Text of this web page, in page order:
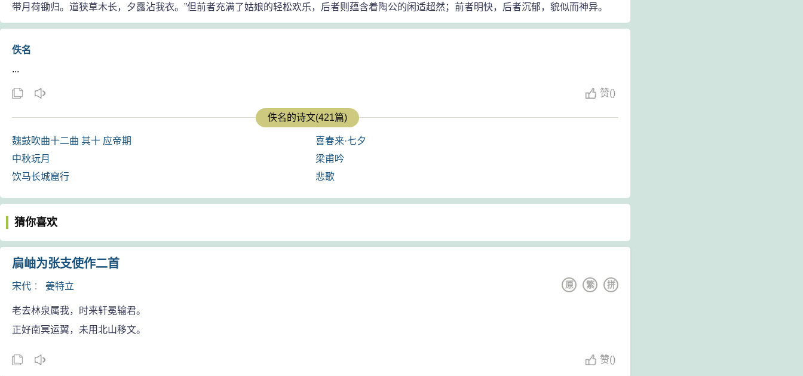
带月荷锄归。道狭草木长，夕露沾我衣。”但前者充满了姑娘的轻松欢乐，后者则蕴含着陶公的闲适超然；前者明快，后者沉郁，貌似而神异。
佚名
...
赞()
佚名的诗文(421篇)
魏鼓吹曲十二曲 其十 应帝期
喜春来·七夕
中秋玩月
梁甫吟
饮马长城窟行
悲歌
猜你喜欢
扃岫为张支使作二首
宋代 ： 姜特立 拼
繁
原
老去林泉属我，时来轩冕输君。
正好南冥运翼，未用北山移文。
赞()